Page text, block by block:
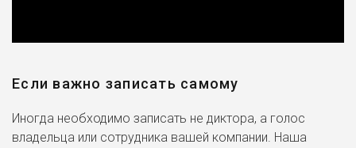
Если важно записать самому
Иногда необходимо записать не диктора, а голос
владельца или сотрудника вашей компании. Наша